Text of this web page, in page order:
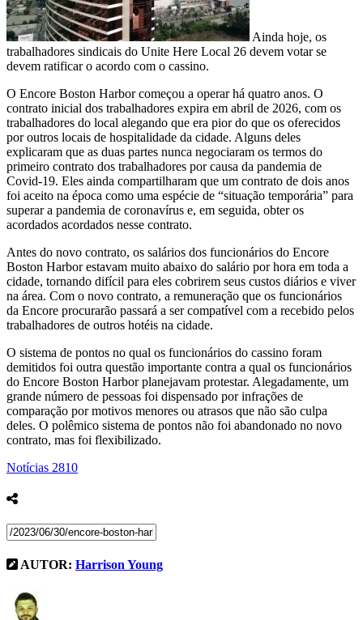
Ainda hoje, os
trabalhadores sindicais do Unite Here Local 26 devem votar se
devem ratificar o acordo com o cassino.
O Encore Boston Harbor começou a operar há quatro anos. O
contrato inicial dos trabalhadores expira em abril de 2026, com os
trabalhadores do local alegando que era pior do que os oferecidos
por outros locais de hospitalidade da cidade. Alguns deles
explicaram que as duas partes nunca negociaram os termos do
primeiro contrato dos trabalhadores por causa da pandemia de
Covid-19. Eles ainda compartilharam que um contrato de dois anos
foi aceito na época como uma espécie de “situação temporária” para
superar a pandemia de coronavírus e, em seguida, obter os
acordados acordados nesse contrato.
Antes do novo contrato, os salários dos funcionários do Encore
Boston Harbor estavam muito abaixo do salário por hora em toda a
cidade, tornando difícil para eles cobrirem seus custos diários e viver
na área. Com o novo contrato, a remuneração que os funcionários
da Encore procurarão passará a ser compatível com a recebido pelos
trabalhadores de outros hotéis na cidade.
O sistema de pontos no qual os funcionários do cassino foram
demitidos foi outra questão importante contra a qual os funcionários
do Encore Boston Harbor planejavam protestar. Alegadamente, um
grande número de pessoas foi dispensado por infrações de
comparação por motivos menores ou atrasos que não são culpa
deles. O polêmico sistema de pontos não foi abandonado no novo
contrato, mas foi flexibilizado.
Notícias 2810
AUTOR: Harrison Young